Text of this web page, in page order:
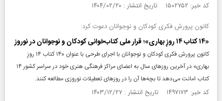
کد خبر: ۱۵۰۲۷۵۲ تاریخ انتشار : ۱۴۰۴/۰۲/۲۰
کانون پرورش فکری کودکان و نوجوانان دعوت کرد:
«۱۴ کتاب ۱۴ روزِ بهاری»؛ قرار ملی کتاب‌خوانی کودکان و نوجوانان در نوروز
کانون پرورش فکری کودکان و نوجوانان با اجرای طرحی با عنوان «۱۴ کتاب ۱۴ روزِ
بهاری» در آخرین روزهای سال به اعضای مراکز فرهنگی هنری خود در سراسر کشور ۱۴
کتاب امانت می‌دهد تا بچه‌ها آن را در روزهای تعطیلات نوروزی مطالعه کنند.
کد خبر: ۱۴۹۷۱۷۳ تاریخ انتشار : ۱۴۰۳/۱۲/۲۷